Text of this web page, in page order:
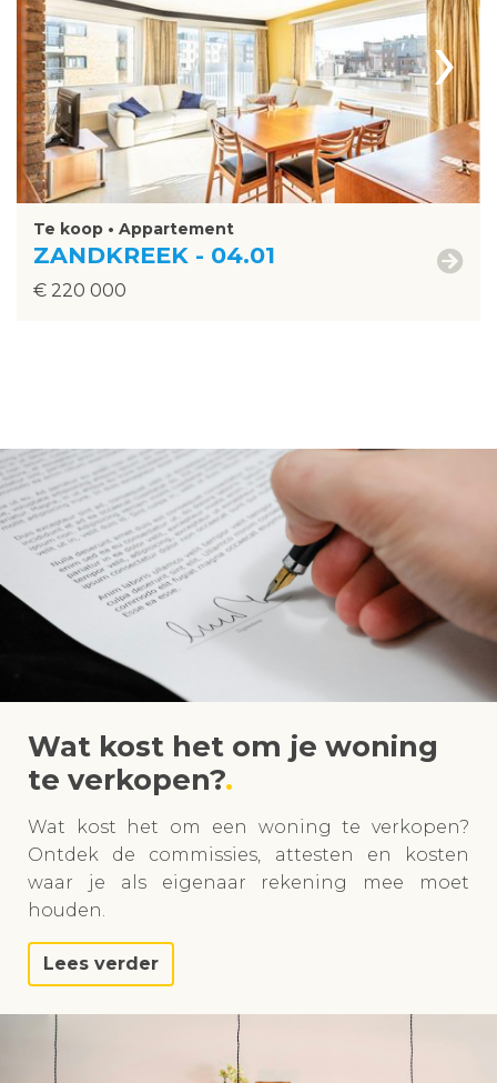
›
Te koop • Appartement
ZANDKREEK - 04.01
€ 220 000
Wat kost het om je woning
te verkopen?
Wat kost het om een woning te verkopen?
Ontdek de commissies, attesten en kosten
waar je als eigenaar rekening mee moet
houden.
Lees verder